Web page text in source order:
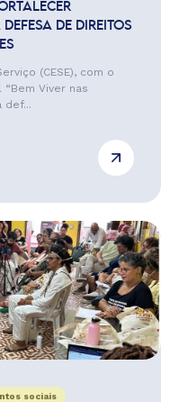
DE DIREITOS
(CESE), com o
Viver nas
def...
sociais